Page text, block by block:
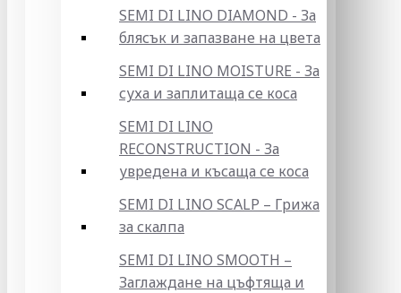
SEMI DI LINO DIAMOND - За
блясък и запазване на цвета
SEMI DI LINO MOISTURE - За
суха и заплитаща се коса
SEMI DI LINO
RECONSTRUCTION - За
увредена и късаща се коса
SEMI DI LINO SCALP – Грижа
за скалпа
SEMI DI LINO SMOOTH –
Заглаждане на цъфтяща и